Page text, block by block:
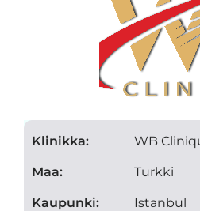
Klinikka:
Maa:
Kaupunki:
WB
Turkki
Istanbul